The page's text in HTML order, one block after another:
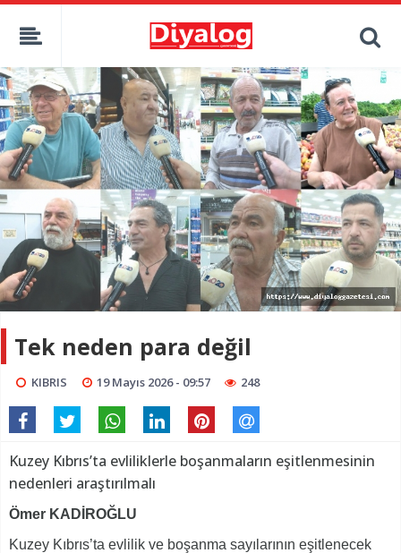
Tek neden para değil
KIBRIS 19 Mayıs 2026 - 09:57 248
Kuzey Kıbrıs’ta evliliklerle boşanmaların eşitlenmesinin
nedenleri araştırılmalı
Ömer KADİROĞLU
Kuzey Kıbrıs’ta evlilik ve boşanma sayılarının eşitlenecek